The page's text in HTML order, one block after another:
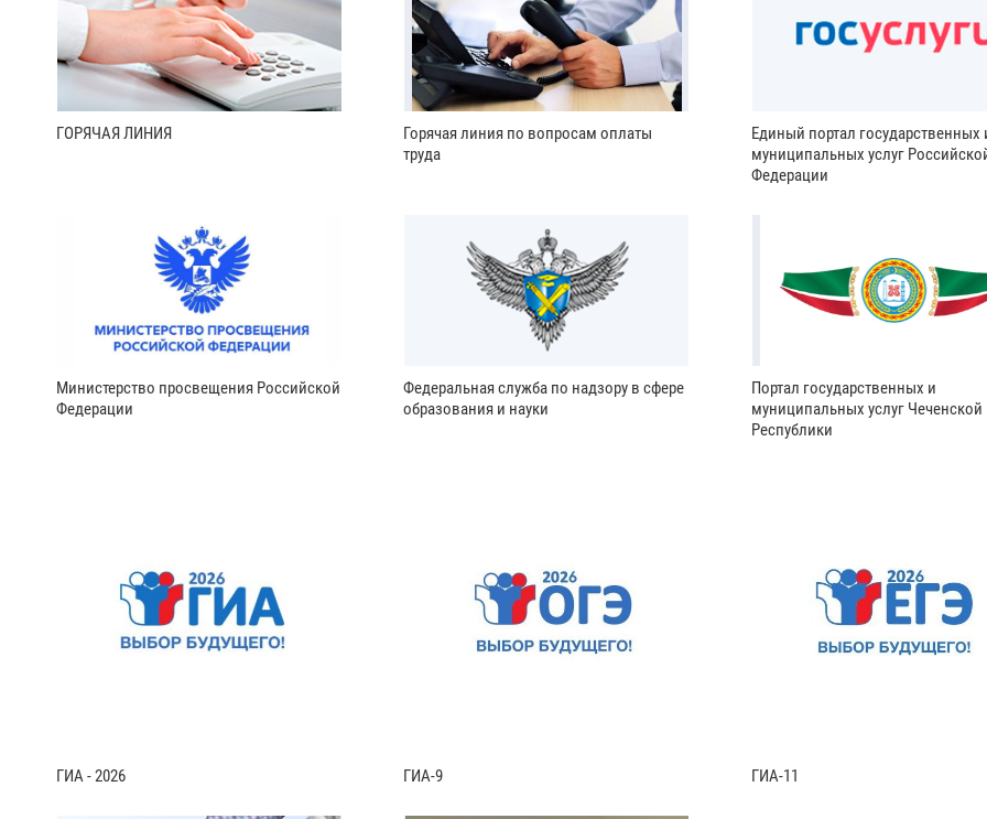
ГОРЯЧАЯ ЛИНИЯ
Горячая линия по вопросам оплаты
труда
Единый портал государственных
муниципальных услуг
Федерации
Министерство просвещения Российской
Федерации
Федеральная служба по надзору в сфере
образования и науки
Портал государственных и
муниципальных услуг Чеченской
Республики
ГИА - 2026 ГИА-9 ГИА-11